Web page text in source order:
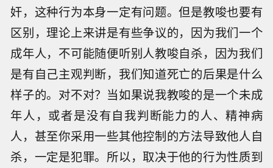
奸，这种行为本身一定有问题。但是教唆也要有
区别，理论上来讲是有些争议的，因为我们一个
成年人，不可能随便听别人教唆自杀，因为我们
是有自己主观判断，我们知道死亡的后果是什么
样子的。对不对？当如果说我教唆的是一个未成
年人，或者是没有自我判断能力的人、精神病
人，甚至你采用一些其他控制的方法导致他人自
杀，一定是犯罪。所以，取决于他的行为性质到